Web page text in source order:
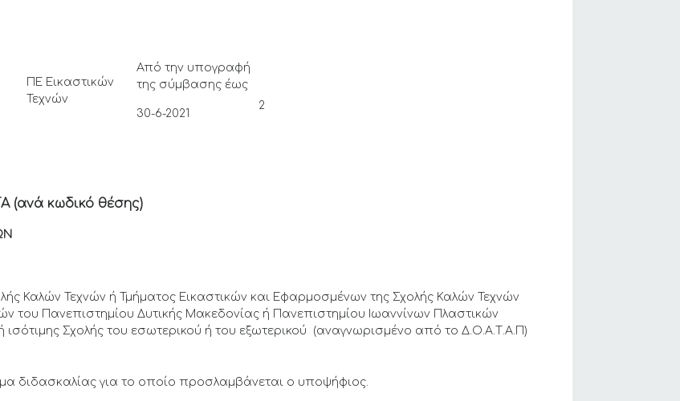
ΠΕ Εικαστικών
Τεχνών
Από την υπογραφή
της σύμβασης έως
30-6-2021
2
κωδικό θέσης)
Καλών Τεχνών ή Τμήματος Εικαστικών και Εφαρμοσμένων της Σχολής Καλών Τεχνών
του Πανεπιστημίου Δυτικής Μακεδονίας ή Πανεπιστημίου Ιωαννίνων Πλαστικών
ή ισότιμης Σχολής του εσωτερικού ή του εξωτερικού (αναγνωρισμένο από το Δ.Ο.Α.Τ.Α.Π)
διδασκαλίας για το οποίο προσλαμβάνεται ο υποψήφιος.